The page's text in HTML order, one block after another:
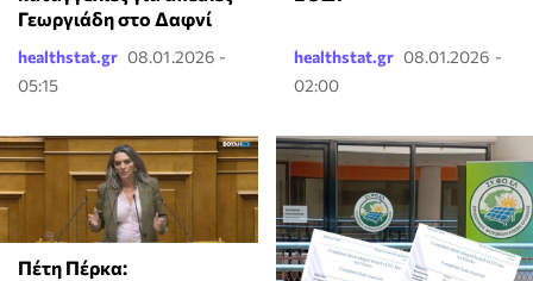
Γεωργιάδη στο Δαφνί
healthstat.gr 08.01.2026 -
05:15
healthstat.gr 08.01.2026 -
02:00
Πέτη Πέρκα: